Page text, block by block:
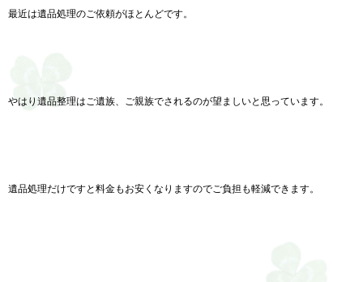
最近は遺品処理のご依頼がほとんどです。
やはり遺品整理はご遺族、ご親族でされるのが望ましいと思っています。
遺品処理だけですと料金もお安くなりますのでご負担も軽減できます。